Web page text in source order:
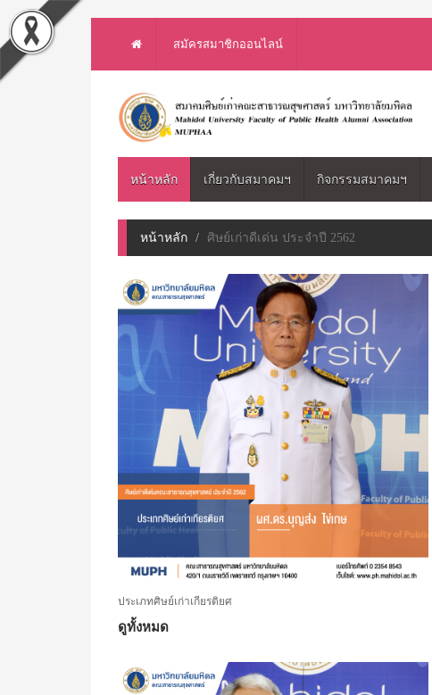
สมัครสมาชิกออนไลน์
หน้าหลัก เกี่ยวกับสมาคมฯ กิจกรรมสมาคมฯ
หน้าหลัก ศิษย์เก่าดีเด่น ประจำปี 2562
ประเภทศิษย์เก่าเกียรติยศ
ดูทั้งหมด